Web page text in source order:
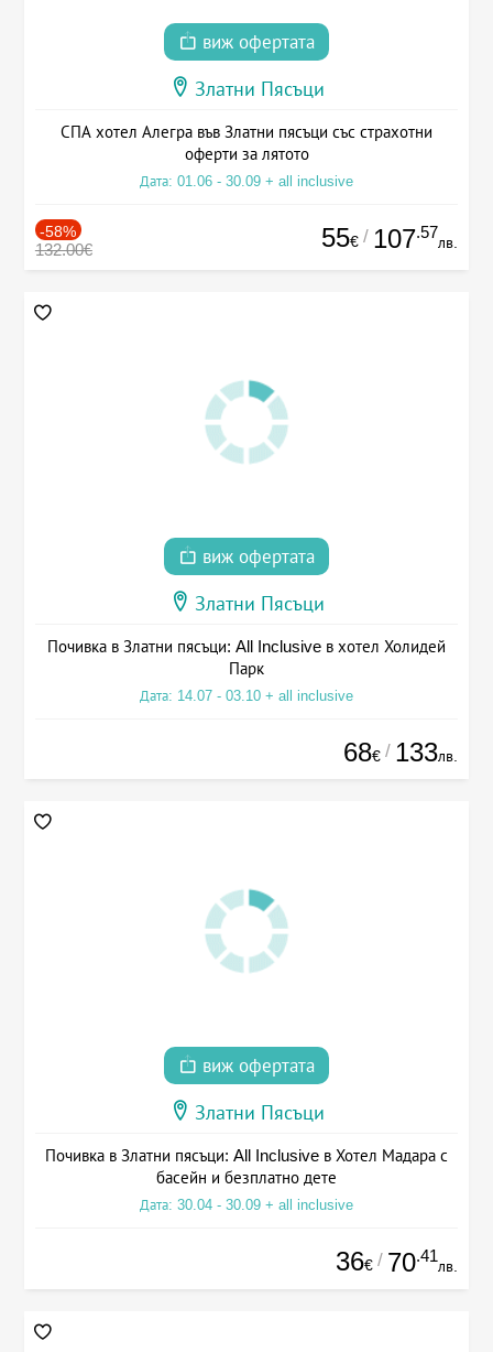
виж офертата
Златни Пясъци
СПА хотел Алегра във Златни пясъци със страхотни
оферти за лятото
Дата: 01.06 - 30.09 + all inclusive
-58%
132.00€ 55€ / 107.57
лв.
виж офертата
Златни Пясъци
Почивка в Златни пясъци: All Inclusive в хотел Холидей
Парк
Дата: 14.07 - 03.10 + all inclusive
68€ / 133лв.
виж офертата
Златни Пясъци
Почивка в Златни пясъци: All Inclusive в Хотел Мадара с
басейн и безплатно дете
Дата: 30.04 - 30.09 + all inclusive
36€ / 70.41
лв.